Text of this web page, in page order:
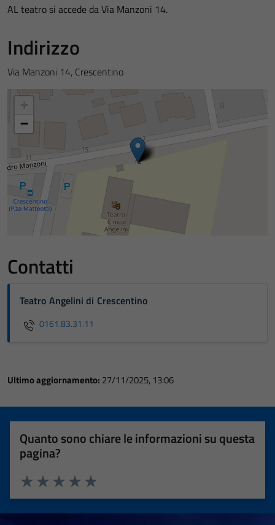
AL teatro si accede da Via Manzoni 14.
Indirizzo
Via Manzoni 14, Crescentino
−
Contatti
Teatro Angelini di Crescentino
0161.83.31.11
Ultimo aggiornamento: 27/11/2025, 13:06
Quanto sono chiare le informazioni su questa
pagina?
Valuta 5 stelle su 5
Valuta 4 stelle su 5
Valuta 3 stelle su 5
Valuta 2 stelle su 5
Valuta 1 stelle su 5